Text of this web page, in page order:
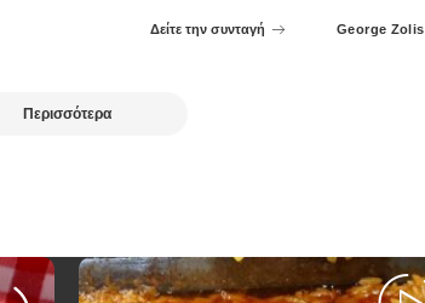
Δείτε την συνταγή
Posted
George Zolis
Περισσότερα